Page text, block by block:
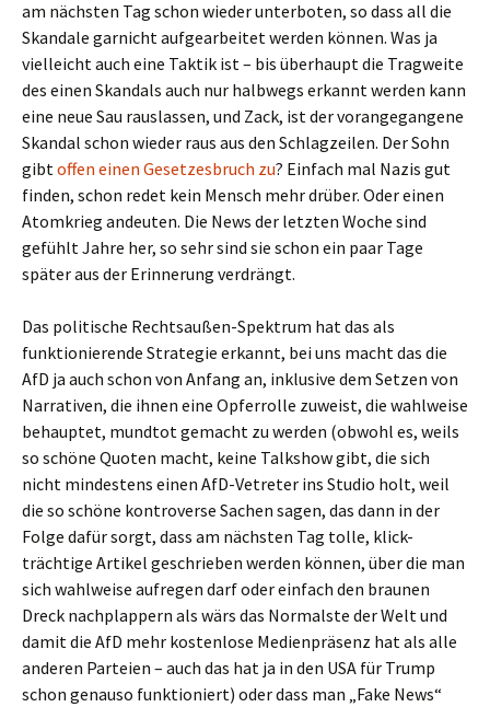
am nächsten Tag schon wieder unterboten, so dass all die
Skandale garnicht aufgearbeitet werden können. Was ja
vielleicht auch eine Taktik ist – bis überhaupt die Tragweite
des einen Skandals auch nur halbwegs erkannt werden kann
eine neue Sau rauslassen, und Zack, ist der vorangegangene
Skandal schon wieder raus aus den Schlagzeilen. Der Sohn
gibtoffen einen Gesetzesbruch zu? Einfach mal Nazis gut
finden, schon redet kein Mensch mehr drüber. Oder einen
Atomkrieg andeuten. Die News der letzten Woche sind
gefühlt Jahre her, so sehr sind sie schon ein paar Tage
später aus der Erinnerung verdrängt.
Das politische Rechtsaußen-Spektrum hat das als
funktionierende Strategie erkannt, bei uns macht das die
AfD ja auch schon von Anfang an, inklusive dem Setzen von
Narrativen, die ihnen eine Opferrolle zuweist, die wahlweise
behauptet, mundtot gemacht zu werden (obwohl es, weils
so schöne Quoten macht, keine Talkshow gibt, die sich
nicht mindestens einen AfD-Vetreter ins Studio holt, weil
die so schöne kontroverse Sachen sagen, das dann in der
Folge dafür sorgt, dass am nächsten Tag tolle, klick-
trächtige Artikel geschrieben werden können, über die man
sich wahlweise aufregen darf oder einfach den braunen
Dreck nachplappern als wärs das Normalste der Welt und
damit die AfD mehr kostenlose Medienpräsenz hat als alle
anderen Parteien – auch das hat ja in den USA für Trump
schon genauso funktioniert) oder dass man „Fake News“